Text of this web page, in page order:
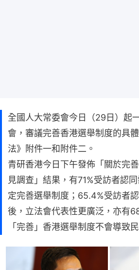
全國人大常委會今日（29日）起
會，審議完善香港選舉制度的具
法》附件一和附件二。
青研香港今日下午發佈「關於完
見調查」結果，有71%受訪者認
定完善選舉制度；65.4%受訪者
後，立法會代表性更廣泛，亦有
「完善」香港選舉制度不會導致